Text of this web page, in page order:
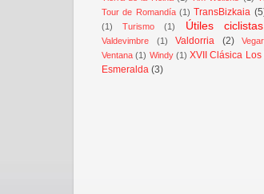
Tour de Romandía (1) TransBizkaia
(1)
Turismo (1) Útiles ciclistas.
Valdevimbre (1) Valdorria (2)
Ventana (1) Windy (1) XVII Clásica Los
Esmeralda (3)